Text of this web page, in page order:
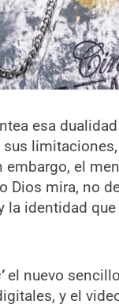
esa
embargo, el
Dios mira, no
identidad
el nuevo
y el